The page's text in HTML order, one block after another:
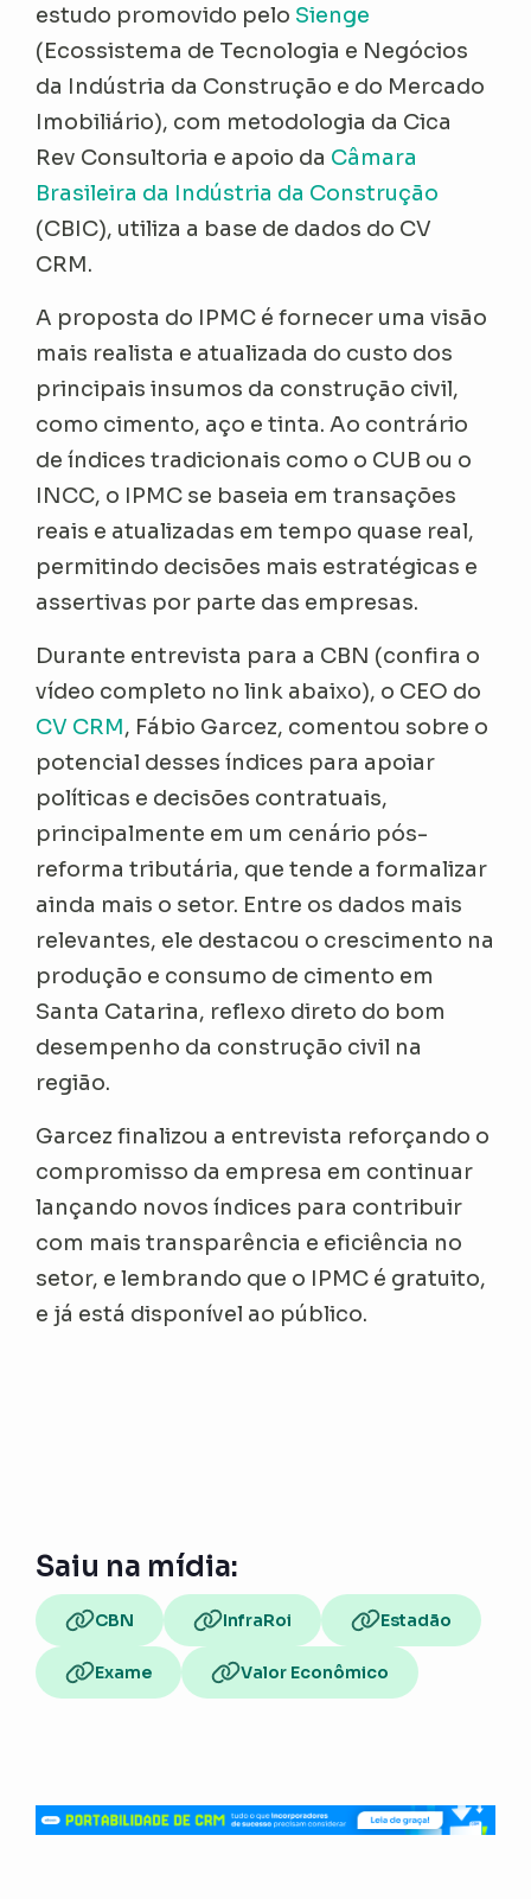
estudo promovido pelo Sienge
(Ecossistema de Tecnologia e Negócios
da Indústria da Construção e do Mercado
Imobiliário), com metodologia da Cica
Rev Consultoria e apoio da Câmara
Brasileira da Indústria da Construção
(CBIC), utiliza a base de dados do CV
CRM.
A proposta do IPMC é fornecer uma visão
mais realista e atualizada do custo dos
principais insumos da construção civil,
como cimento, aço e tinta. Ao contrário
de índices tradicionais como o CUB ou o
INCC, o IPMC se baseia em transações
reais e atualizadas em tempo quase real,
permitindo decisões mais estratégicas e
assertivas por parte das empresas.
Durante entrevista para a CBN (confira o
vídeo completo no link abaixo), o CEO do
CV CRM, Fábio Garcez, comentou sobre o
potencial desses índices para apoiar
políticas e decisões contratuais,
principalmente em um cenário pós-
reforma tributária, que tende a formalizar
ainda mais o setor. Entre os dados mais
relevantes, ele destacou o crescimento na
produção e consumo de cimento em
Santa Catarina, reflexo direto do bom
desempenho da construção civil na
região.
Garcez finalizou a entrevista reforçando o
compromisso da empresa em continuar
lançando novos índices para contribuir
com mais transparência e eficiência no
setor, e lembrando que o IPMC é gratuito,
e já está disponível ao público.
Saiu na mídia:
CBN InfraRoi Estadão
Exame Valor Econômico